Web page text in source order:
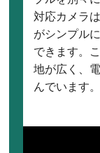
対応カメラ
がシンプル
できます。
地が広く、
んでいます。